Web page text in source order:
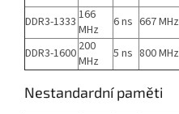
DDR3-1333 166
MHz
6 ns 667 MHz
DDR3-1600 200
MHz
5 ns 800 MHz
Nestandardní paměti